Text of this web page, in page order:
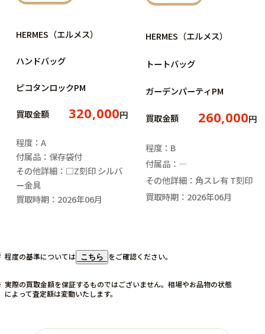
HERMES（エルメス）
ハンドバッグ
ピコタンロックPM
買取金額 320,000円
程度：A
付属品：保存袋付
その他詳細：□Z刻印 シルバ
ー金具
買取時期：2026年06月
HERMES（エルメス）
トートバッグ
ガーデンパーティPM
買取金額 260,000円
程度：B
付属品：―
その他詳細：角スレ有 T刻印
買取時期：2026年06月
程度の基準については こちら をご確認ください。
実際の買取金額を保証するものではございません。相場やお品物の状態
によって査定額は変動いたします。